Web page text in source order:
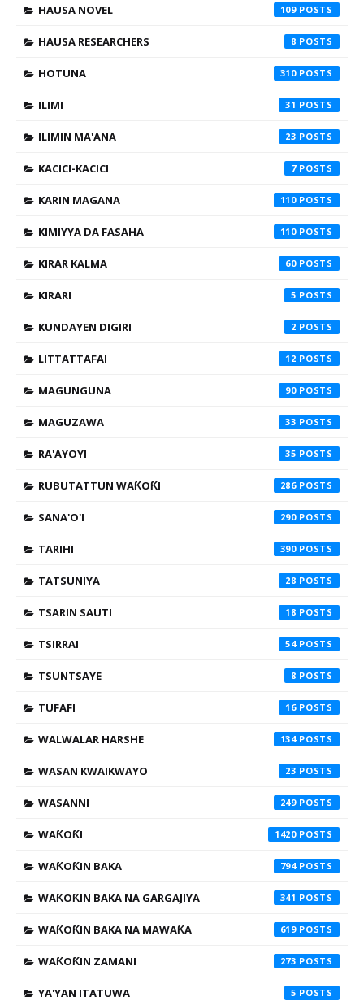
HAUSA NOVEL 109
HAUSA RESEARCHERS 8
HOTUNA 310
ILIMI 31
ILIMIN MA'ANA 23
KACICI-KACICI 7
KARIN MAGANA 110
KIMIYYA DA FASAHA 110
KIRAR KALMA 60
KIRARI 5
KUNDAYEN DIGIRI 2
LITTATTAFAI 12
MAGUNGUNA 90
MAGUZAWA 33
RA'AYOYI 35
RUBUTATTUN WAƘOƘI 286
SANA'O'I 290
TARIHI 390
TATSUNIYA 28
TSARIN SAUTI 18
TSIRRAI 54
TSUNTSAYE 8
TUFAFI 16
WALWALAR HARSHE 134
WASAN KWAIKWAYO 23
WASANNI 249
WAƘOƘI 1420
WAƘOƘIN BAKA 794
WAƘOƘIN BAKA NA GARGAJIYA 341
WAƘOƘIN BAKA NA MAWAƘA 619
WAƘOƘIN ZAMANI 273
YA'YAN ITATUWA 5